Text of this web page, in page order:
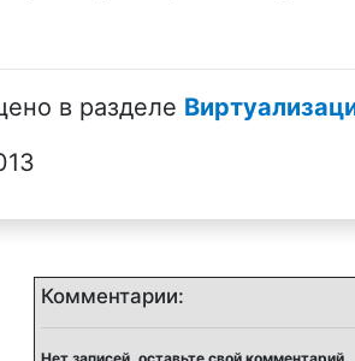
в разделе
Комментарии: